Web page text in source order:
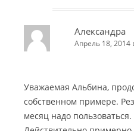
Александра
Апрель 18, 2014
Уважаемая Альбина,
собственном примере.
месяц надо